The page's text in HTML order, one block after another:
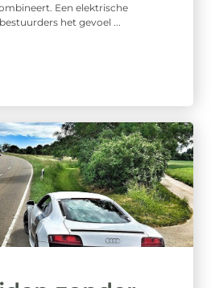
Een elektrische
het gevoel ...